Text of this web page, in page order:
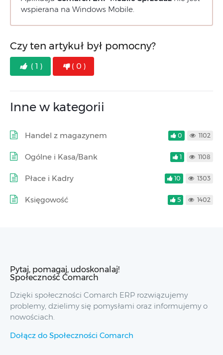
wspierana na Windows Mobile.
Czy ten artykuł był pomocny?
( 1 ) ( 0 )
Inne w kategorii
Handel z magazynem 0 1102
Ogólne i Kasa/Bank 1 1108
Płace i Kadry 10 1303
Księgowość 5 1402
Pytaj, pomagaj, udoskonalaj!
Społeczność Comarch
Dzięki społeczności Comarch ERP rozwiązujemy
problemy, dzielimy się pomysłami oraz informujemy o
nowościach.
Dołącz do Społeczności Comarch